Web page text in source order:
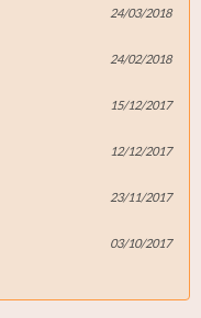
24/03/2018
24/02/2018
15/12/2017
12/12/2017
23/11/2017
03/10/2017